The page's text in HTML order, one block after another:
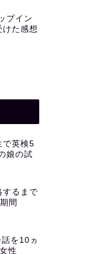
プイン
けた感想
で英検5
娘の試
するまで
間
を10ヵ
性